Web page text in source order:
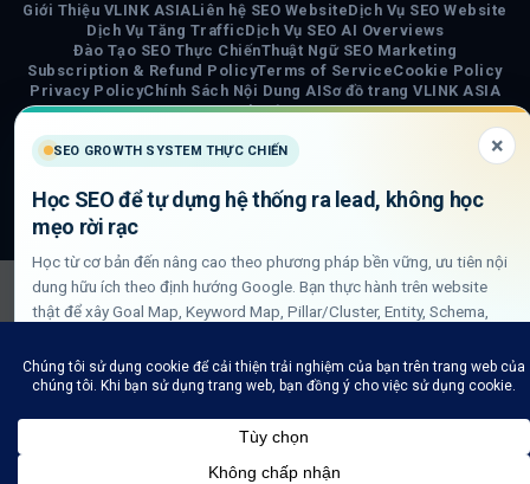
Visa PayPalStripe MasterCard
Cash
Delivery
Giới Thiệu VLINK ASIALiên hệ SEO WebsiteDịch Vụ SEO Website
Dịch Vụ Tăng TrafficDịch Vụ SEO AI Overviews
Đào Tạo SEO Thực ChiếnThuật Ngữ SEO Marketing
Subscription & Refund PolicyTerms of ServiceCookie Policy
Privacy PolicyChính Sách Nội Dung AISơ đồ trang VLINK ASIA
Tin tức
COPYRIGHT 2026 ©VLINK ASIA
SEO GROWTH SYSTEM THỰC CHIẾN ×
Học SEO để tự dựng hệ thống ra lead, không học
mẹo rời rạc
Học từ cơ bản đến nâng cao theo phương pháp bền vững, ưu tiên nội
dung hữu ích theo định hướng Google. Bạn thực hành trên website
thật để xây Goal Map, Keyword Map, Pillar/Cluster, Entity, Schema,
Xem lộ trình học SEO thực chiến